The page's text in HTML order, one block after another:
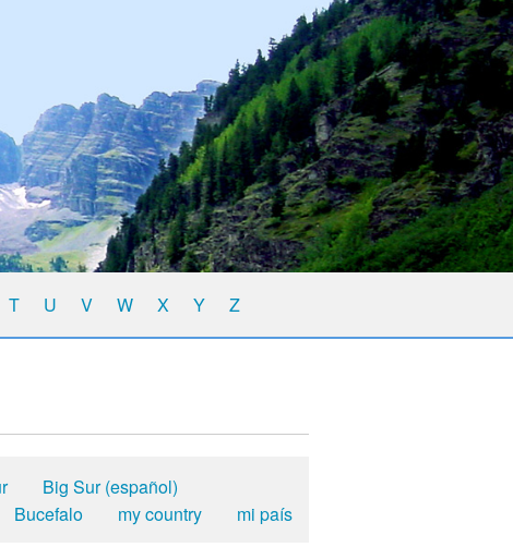
T U V W X Y Z
Big Sur (español)
Bucefalo my country mi país